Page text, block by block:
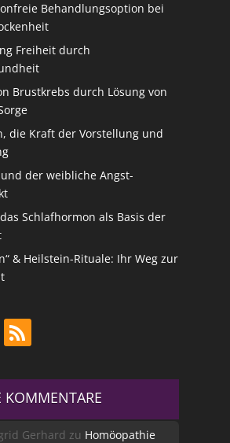
Behandlungsoption bei
Freiheit durch
Brustkrebs durch Lösung von
die Kraft der Vorstellung und
der weibliche Angst-
Schlafhormon als Basis der
& Heilstein-Rituale: Ihr Weg zur
KOMMENTARE
Gerhard zu Homöopathie